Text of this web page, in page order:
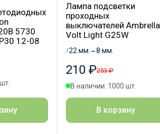
5730
12-08
Лампа подсветки
проходных
выключателей Ambrella
Volt Light G25W
↕22 мм. ↔8 мм.
210 ₽253 ₽
В наличии: 1000 шт.
В корзину